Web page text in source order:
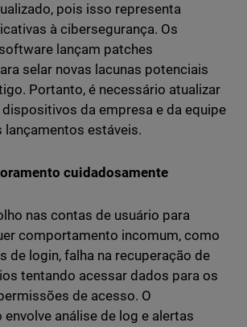
pois isso representa
à cibersegurança. Os
lançam patches
selar novas lacunas potenciais
Portanto, é necessário atualizar
da empresa e da equipe
estáveis.
cuidadosamente
nas contas de usuário para
comportamento incomum, como
de login, falha na recuperação de
tentando acessar dados para os
de acesso. O
análise de log e alertas